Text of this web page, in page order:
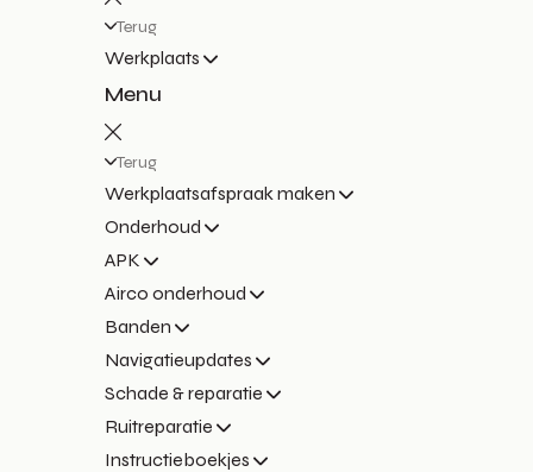
Terug
Werkplaats
Menu
Terug
Werkplaatsafspraak maken
Onderhoud
APK
Airco onderhoud
Banden
Navigatieupdates
Schade & reparatie
Ruitreparatie
Instructieboekjes